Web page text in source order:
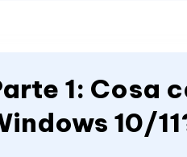
1: Cosa
10/